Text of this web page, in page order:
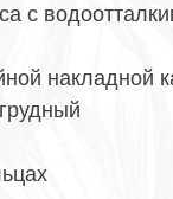
с
накладной